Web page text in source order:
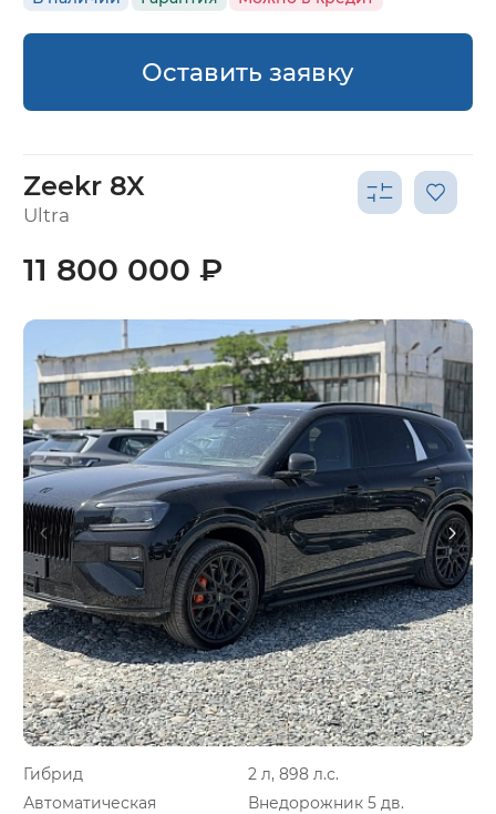
Оставить заявку
Zeekr 8X
Ultra
Гибрид
2 л, 898 л.с.
Автоматическая
Внедорожник 5 дв.
11 800 000 ₽